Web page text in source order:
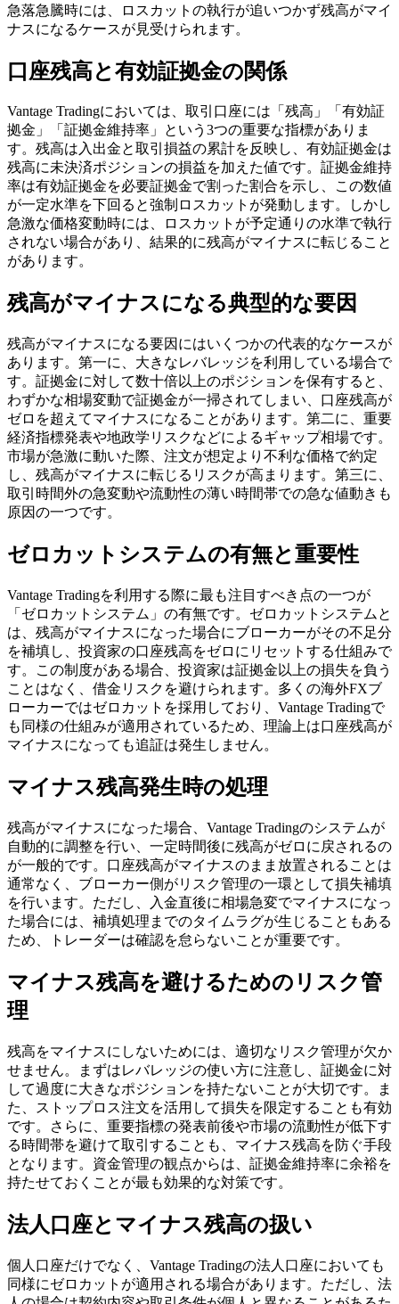
急落急騰時には、ロスカットの執行が追いつかず残高がマイ
ナスになるケースが見受けられます。
口座残高と有効証拠金の関係
Vantage Tradingにおいては、取引口座には「残高」「有効証
拠金」「証拠金維持率」という3つの重要な指標がありま
す。残高は入出金と取引損益の累計を反映し、有効証拠金は
残高に未決済ポジションの損益を加えた値です。証拠金維持
率は有効証拠金を必要証拠金で割った割合を示し、この数値
が一定水準を下回ると強制ロスカットが発動します。しかし
急激な価格変動時には、ロスカットが予定通りの水準で執行
されない場合があり、結果的に残高がマイナスに転じること
があります。
残高がマイナスになる典型的な要因
残高がマイナスになる要因にはいくつかの代表的なケースが
あります。第一に、大きなレバレッジを利用している場合で
す。証拠金に対して数十倍以上のポジションを保有すると、
わずかな相場変動で証拠金が一掃されてしまい、口座残高が
ゼロを超えてマイナスになることがあります。第二に、重要
経済指標発表や地政学リスクなどによるギャップ相場です。
市場が急激に動いた際、注文が想定より不利な価格で約定
し、残高がマイナスに転じるリスクが高まります。第三に、
取引時間外の急変動や流動性の薄い時間帯での急な値動きも
原因の一つです。
ゼロカットシステムの有無と重要性
Vantage Tradingを利用する際に最も注目すべき点の一つが
「ゼロカットシステム」の有無です。ゼロカットシステムと
は、残高がマイナスになった場合にブローカーがその不足分
を補填し、投資家の口座残高をゼロにリセットする仕組みで
す。この制度がある場合、投資家は証拠金以上の損失を負う
ことはなく、借金リスクを避けられます。多くの海外FXブ
ローカーではゼロカットを採用しており、Vantage Tradingで
も同様の仕組みが適用されているため、理論上は口座残高が
マイナスになっても追証は発生しません。
マイナス残高発生時の処理
残高がマイナスになった場合、Vantage Tradingのシステムが
自動的に調整を行い、一定時間後に残高がゼロに戻されるの
が一般的です。口座残高がマイナスのまま放置されることは
通常なく、ブローカー側がリスク管理の一環として損失補填
を行います。ただし、入金直後に相場急変でマイナスになっ
た場合には、補填処理までのタイムラグが生じることもある
ため、トレーダーは確認を怠らないことが重要です。
マイナス残高を避けるためのリスク管
理
残高をマイナスにしないためには、適切なリスク管理が欠か
せません。まずはレバレッジの使い方に注意し、証拠金に対
して過度に大きなポジションを持たないことが大切です。ま
た、ストップロス注文を活用して損失を限定することも有効
です。さらに、重要指標の発表前後や市場の流動性が低下す
る時間帯を避けて取引することも、マイナス残高を防ぐ手段
となります。資金管理の観点からは、証拠金維持率に余裕を
持たせておくことが最も効果的な対策です。
法人口座とマイナス残高の扱い
個人口座だけでなく、Vantage Tradingの法人口座においても
同様にゼロカットが適用される場合があります。ただし、法